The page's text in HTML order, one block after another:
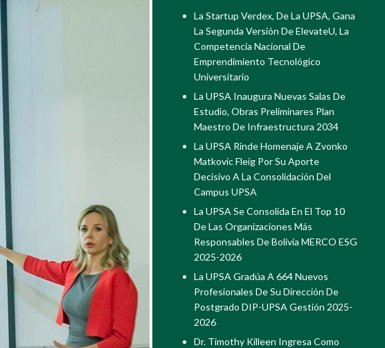
La Startup Verdex, De La UPSA, Gana
La Segunda Versión De ElevateU, La
Competencia Nacional De
Emprendimiento Tecnológico
Universitario
La UPSA Inaugura Nuevas Salas De
Estudio, Obras Preliminares Plan
Maestro De Infraestructura 2034
La UPSA Rinde Homenaje A Zvonko
Matkovic Fleig Por Su Aporte
Decisivo A La Consolidación Del
Campus UPSA
La UPSA Se Consolida En El Top 10
De Las Organizaciones Más
Responsables De Bolivia MERCO ESG
2025-2026
La UPSA Gradúa A 664 Nuevos
Profesionales De Su Dirección De
Postgrado DIP-UPSA Gestión 2025-
2026
Dr. Timothy Killeen Ingresa Como